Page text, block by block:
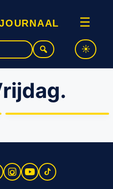
☰
Nieuwe acteurs en
terugkeer van
oudgedienden in Soldaat
van Oranje